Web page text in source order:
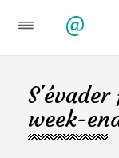
@
week-